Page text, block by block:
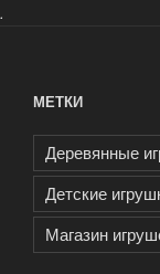
.
МЕТКИ
Деревянные
Детские
Магазин